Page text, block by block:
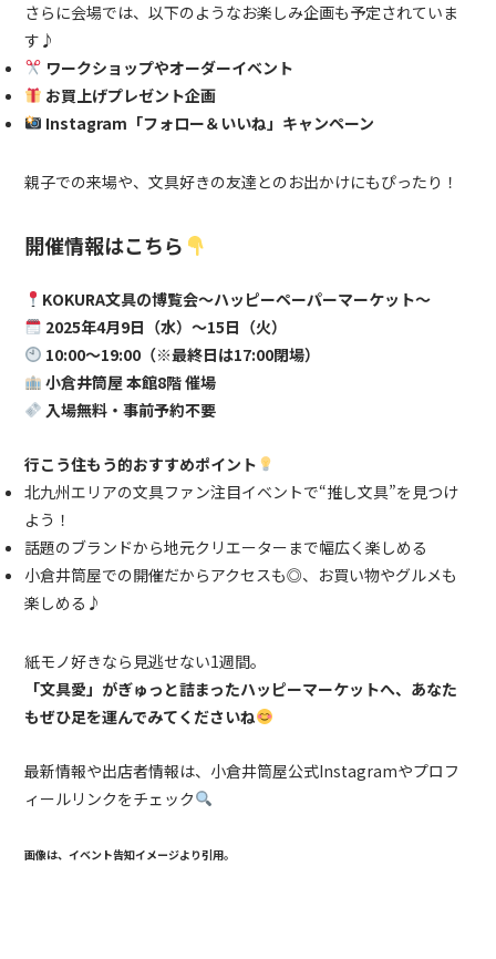
さらに会場では、以下のようなお楽しみ企画も予定されていま
す♪
ワークショップやオーダーイベント
お買上げプレゼント企画
Instagram「フォロー＆いいね」キャンペーン
親子での来場や、文具好きの友達とのお出かけにもぴったり！
開催情報はこちら
KOKURA文具の博覧会〜ハッピーペーパーマーケット〜
2025年4月9日（水）〜15日（火）
10:00〜19:00（※最終日は17:00閉場）
小倉井筒屋 本館8階 催場
入場無料・事前予約不要
行こう住もう的おすすめポイント
北九州エリアの文具ファン注目イベントで“推し文具”を見つけ
よう！
話題のブランドから地元クリエーターまで幅広く楽しめる
小倉井筒屋での開催だからアクセスも◎、お買い物やグルメも
楽しめる♪
紙モノ好きなら見逃せない1週間。
「文具愛」がぎゅっと詰まったハッピーマーケットへ、あなた
もぜひ足を運んでみてくださいね
最新情報や出店者情報は、小倉井筒屋公式Instagramやプロフ
ィールリンクをチェック
画像は、イベント告知イメージより引用。